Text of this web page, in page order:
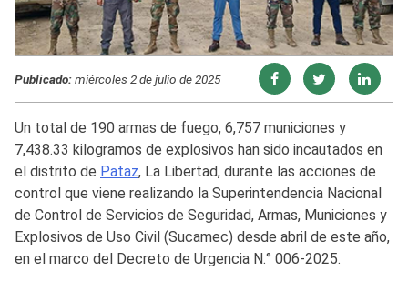
Publicado:miércoles 2 de julio de 2025
Un total de 190 armas de fuego, 6,757 municiones y
7,438.33 kilogramos de explosivos han sido incautados en
el distrito de Pataz, La Libertad, durante las acciones de
control que viene realizando la Superintendencia Nacional
de Control de Servicios de Seguridad, Armas, Municiones y
Explosivos de Uso Civil (Sucamec) desde abril de este año,
en el marco del Decreto de Urgencia N.° 006-2025.